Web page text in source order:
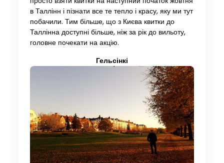
в Таллінн і пізнати все те тепло і красу, яку ми тут
побачили. Тим більше, що з Києва квитки до
Таллінна доступні більше, ніж за рік до вильоту,
головне почекати на акцію.
Гельсінкі